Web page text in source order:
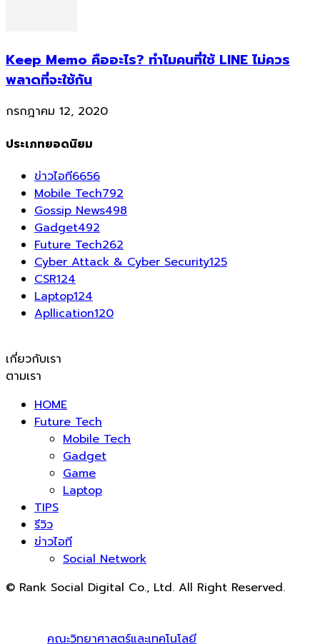
Keep Memo คืออะไร? ทำไมคนที่ใช้ LINE ไม่ควร
พลาดที่จะใช้กัน
กรกฎาคม 12, 2020
ประเภทยอดนิยม
ข่าวไอที6656
Mobile Tech792
Gossip News498
Gadget492
Future Tech262
Cyber Attack & Cyber Security125
CSR124
Laptop124
Apllication120
เกี่ยวกับเรา
ตามเรา
HOME
Future Tech
Mobile Tech
Gadget
Game
Laptop
TIPS
รีวิว
ข่าวไอที
Social Network
© Rank Social Digital Co., Ltd. All Right Reserved.
คณะวิทยาศาสตร์และเทคโนโลยี